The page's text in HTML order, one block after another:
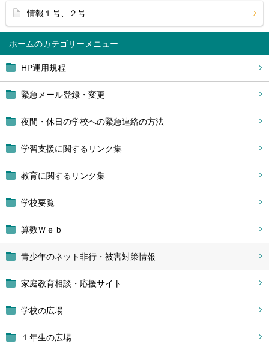
ホーム
HP運用規程
緊急メール登録・変更
夜間・休日の学校への緊急連絡の方法
学習支援に関するリンク集
教育に関するリンク集
学校要覧
算数Ｗｅｂ
青少年のネット非行・被害対策情報
家庭教育相談・応援サイト
学校の広場
１年生の広場
情報１号、２号